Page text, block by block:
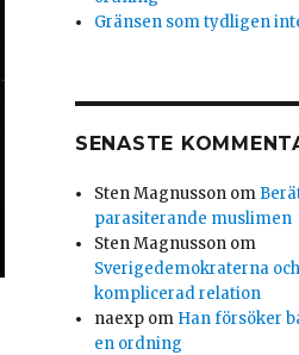
Gränsen som tydligen
SENASTE
Sten Magnusson om
parasiterande muslimen
Sten Magnusson om
Sverigedemokraterna
komplicerad relation
naexp om Han försöker
en ordning